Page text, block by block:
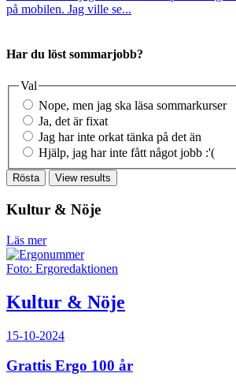
på mobilen. Jag ville se...
Har du löst sommarjobb?
Val
Nope, men jag ska läsa sommarkurser
Ja, det är fixat
Jag har inte orkat tänka på det än
Hjälp, jag har inte fått något jobb :'(
Kultur & Nöje
Läs mer
Foto: Ergoredaktionen
Kultur & Nöje
15-10-2024
Grattis Ergo 100 år